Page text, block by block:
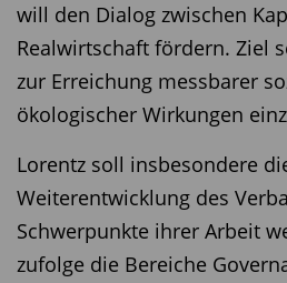
will den Dialog zwischen
Realwirtschaft fördern. Ziel
zur Erreichung messbarer
ökologischer Wirkungen
Lorentz soll insbesondere
Weiterentwicklung des
Schwerpunkte ihrer Arbeit
zufolge die Bereiche